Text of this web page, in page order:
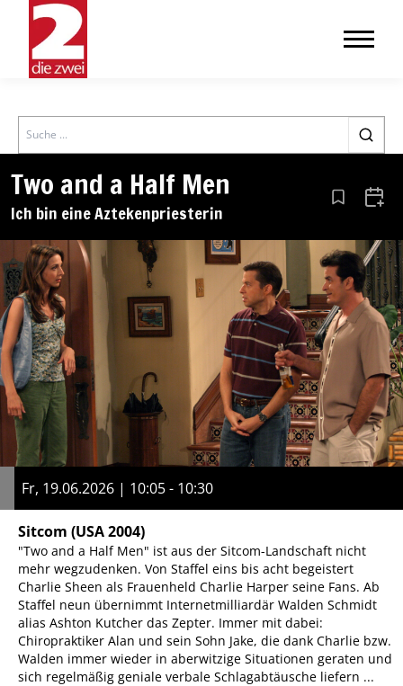
Search
Two and a Half Men
Ich bin eine Aztekenpriesterin Aus den
Fr, 19.06.2026 | 10:05 - 10:30
Sitcom (USA 2004)
"Two and a Half Men" ist aus der Sitcom-Landschaft nicht
mehr wegzudenken. Von Staffel eins bis acht begeistert
Charlie Sheen als Frauenheld Charlie Harper seine Fans. Ab
Staffel neun übernimmt Internetmilliardär Walden Schmidt
alias Ashton Kutcher das Zepter. Immer mit dabei:
Chiropraktiker Alan und sein Sohn Jake, die dank Charlie bzw.
Walden immer wieder in aberwitzige Situationen geraten und
sich regelmäßig geniale verbale Schlagabtäusche liefern ...